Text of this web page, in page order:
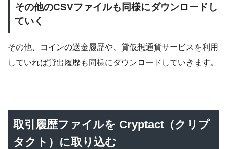
その他のCSVファイルも同様にダウンロードし
ていく
その他、コインの送金履歴や、貸仮想通貨サービスを利用
していれば貸出履歴も同様にダウンロードしていきます。
取引履歴ファイルを Cryptact（クリプ
タクト）に取り込む